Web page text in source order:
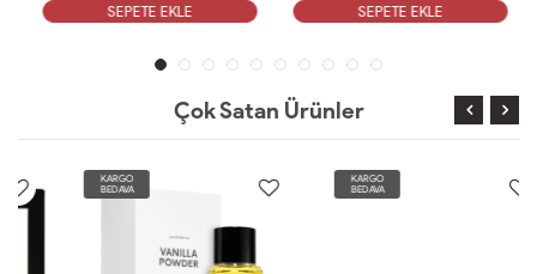
SEPETE EKLE SEPETE EKLE
Çok Satan Ürünler